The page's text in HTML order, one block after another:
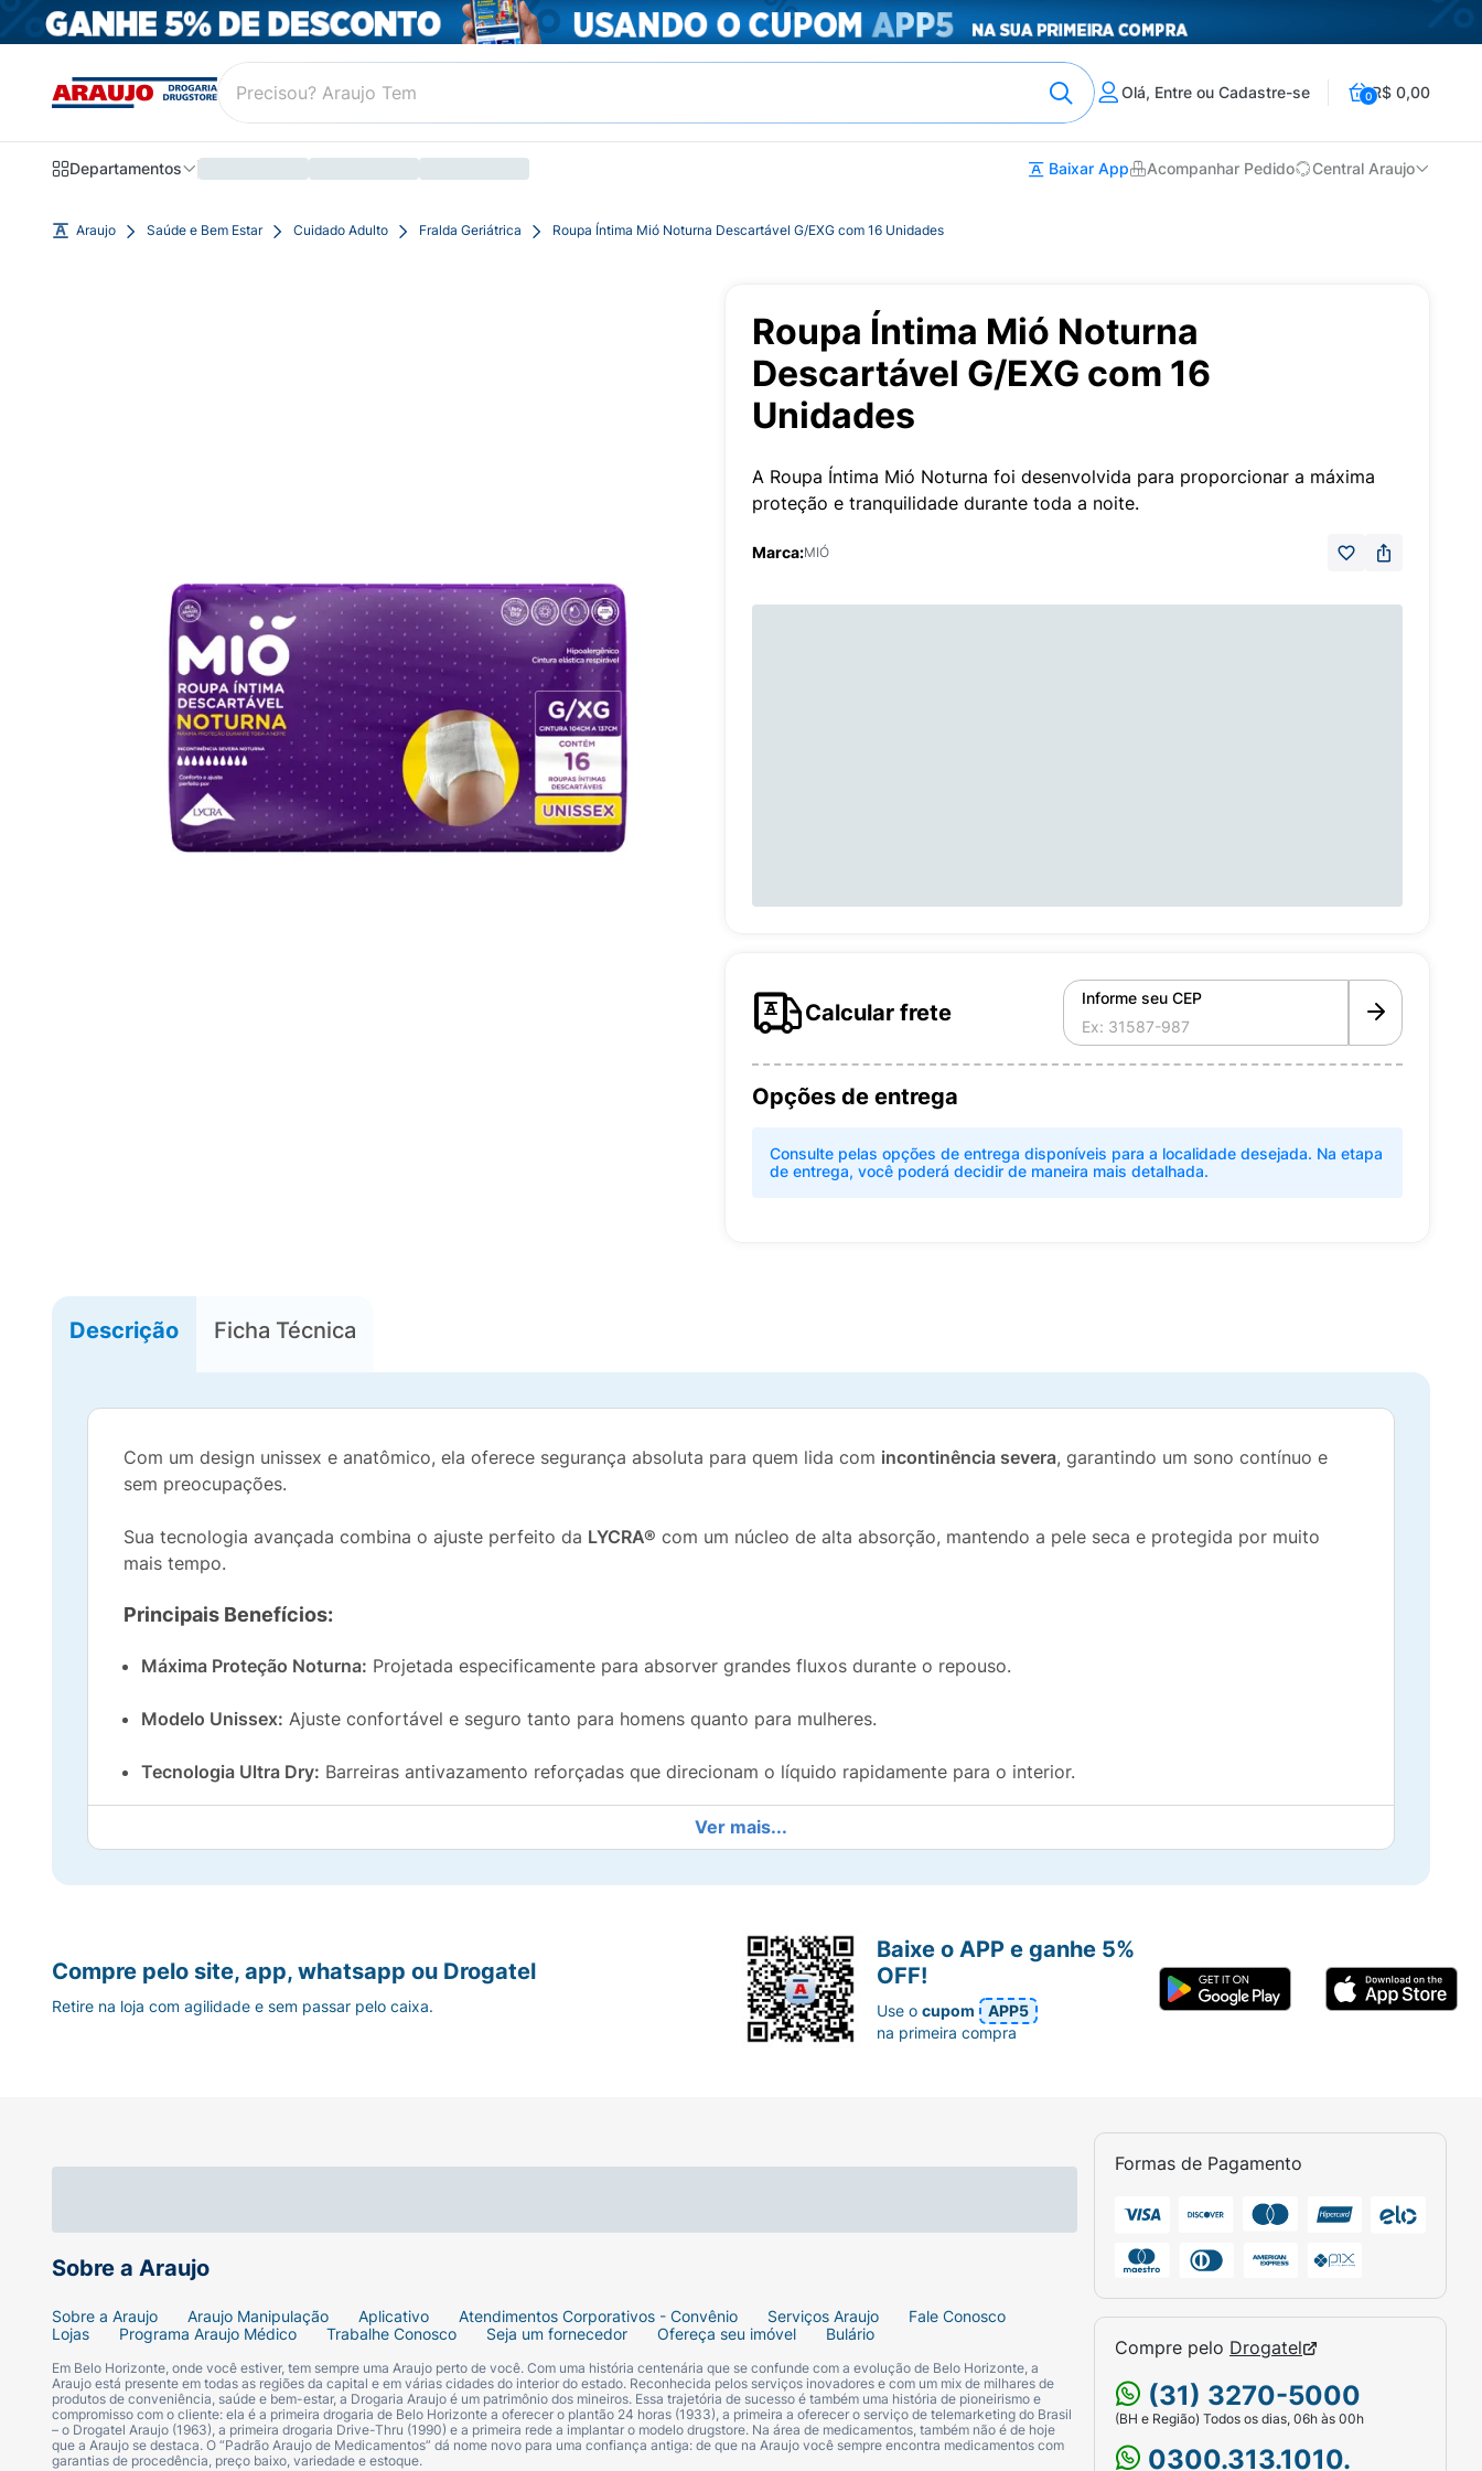
Olá, Entre ou Cadastre-se 0R$ 0,00
Departamentos Baixar App Acompanhar Pedido Central Araujo
Araujo Saúde e Bem Estar Cuidado Adulto Fralda Geriátrica Roupa Íntima Mió Noturna Descartável G/EXG com 16 Unidades
Roupa Íntima Mió Noturna
Descartável G/EXG com 16
Unidades
A Roupa Íntima Mió Noturna foi desenvolvida para proporcionar a máxima
proteção e tranquilidade durante toda a noite.
Marca:MIÓ
Calcular frete
Informe seu CEP
Opções de entrega
Consulte pelas opções de entrega disponíveis para a localidade desejada. Na etapa
de entrega, você poderá decidir de maneira mais detalhada.
Descrição Ficha Técnica
Com um design unissex e anatômico, ela oferece segurança absoluta para quem lida com incontinência severa, garantindo um sono contínuo e
sem preocupações.
Sua tecnologia avançada combina o ajuste perfeito da LYCRA® com um núcleo de alta absorção, mantendo a pele seca e protegida por muito
mais tempo.
Principais Benefícios:
Máxima Proteção Noturna: Projetada especificamente para absorver grandes fluxos durante o repouso.
Modelo Unissex: Ajuste confortável e seguro tanto para homens quanto para mulheres.
Tecnologia Ultra Dry: Barreiras antivazamento reforçadas que direcionam o líquido rapidamente para o interior.
Cintura elástica respirável e material hipoalergênico que respeita a sensibilidade da pele.
Tamanho:G/XG (Cintura de104cm a 137cm).
Ver mais...
Sobre a Araujo
Sobre a Araujo Araujo Manipulação Aplicativo Atendimentos Corporativos - Convênio Serviços Araujo
Fale Conosco
Lojas
Programa Araujo Médico Trabalhe Conosco Seja um fornecedor Ofereça seu imóvel Bulário
Em Belo Horizonte, onde você estiver, tem sempre uma Araujo perto de você. Com uma história centenária que se confunde com a evolução de Belo Horizonte, a
Araujo está presente em todas as regiões da capital e em várias cidades do interior do estado. Reconhecida pelos serviços inovadores e com um mix de milhares de
produtos de conveniência, saúde e bem-estar, a Drogaria Araujo é um patrimônio dos mineiros. Essa trajetória de sucesso é também uma história de pioneirismo e
compromisso com o cliente: ela é a primeira drogaria de Belo Horizonte a oferecer o plantão 24 horas (1933), a primeira a oferecer o serviço de telemarketing do Brasil
– o Drogatel Araujo (1963), a primeira drogaria Drive-Thru (1990) e a primeira rede a implantar o modelo drugstore. Na área de medicamentos, também não é de hoje
que a Araujo se destaca. O “Padrão Araujo de Medicamentos” dá nome novo para uma confiança antiga: de que na Araujo você sempre encontra medicamentos com
garantias de procedência, preço baixo, variedade e estoque.
Formas de Pagamento
Compre pelo Drogatel
(31) 3270-5000
(BH e Região) Todos os dias, 06h às 00h
0300.313.1010.
Compre pelo site, app, whatsapp ou Drogatel
Retire na loja com agilidade e sem passar pelo caixa.
Baixe o APP e ganhe 5%
OFF!
Use ocupom
APP5
na primeira compra